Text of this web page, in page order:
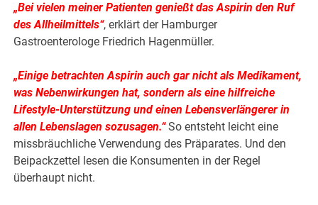
„Bei vielen meiner Patienten genießt das Aspirin den Ruf
des Allheilmittels“, erklärt der Hamburger
Gastroenterologe Friedrich Hagenmüller.
„Einige betrachten Aspirin auch gar nicht als Medikament,
was Nebenwirkungen hat, sondern als eine hilfreiche
Lifestyle-Unterstützung und einen Lebensverlängerer in
allen Lebenslagen sozusagen.“ So entsteht leicht eine
missbräuchliche Verwendung des Präparates. Und den
Beipackzettel lesen die Konsumenten in der Regel
überhaupt nicht.